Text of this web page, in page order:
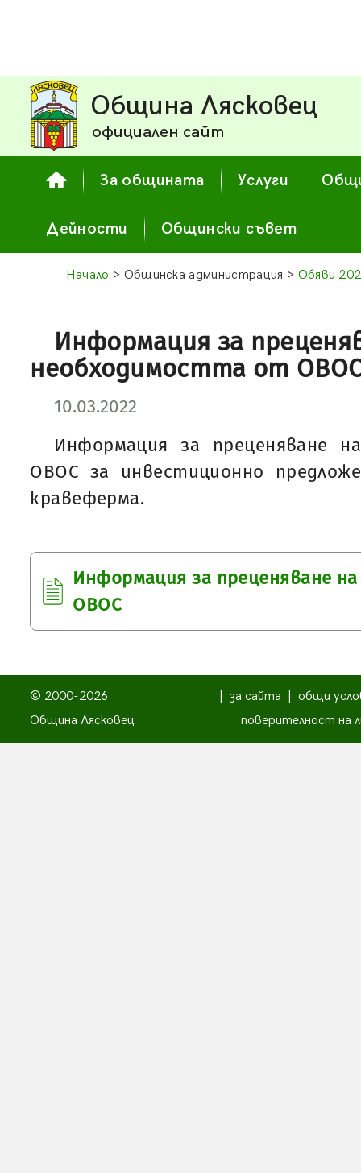
Община Лясковец
официален сайт
За общината Услуги
Дейности Общински съвет
Начало > Общинска администрация > Обяви
Информация за
необходимостта от
10.03.2022
Информация за преценяване
ОВОС за инвестиционно
кравеферма.
Информация за преценяване
ОВОС
© 2000-2026
Община Лясковец
за сайта
общи
поверителност на